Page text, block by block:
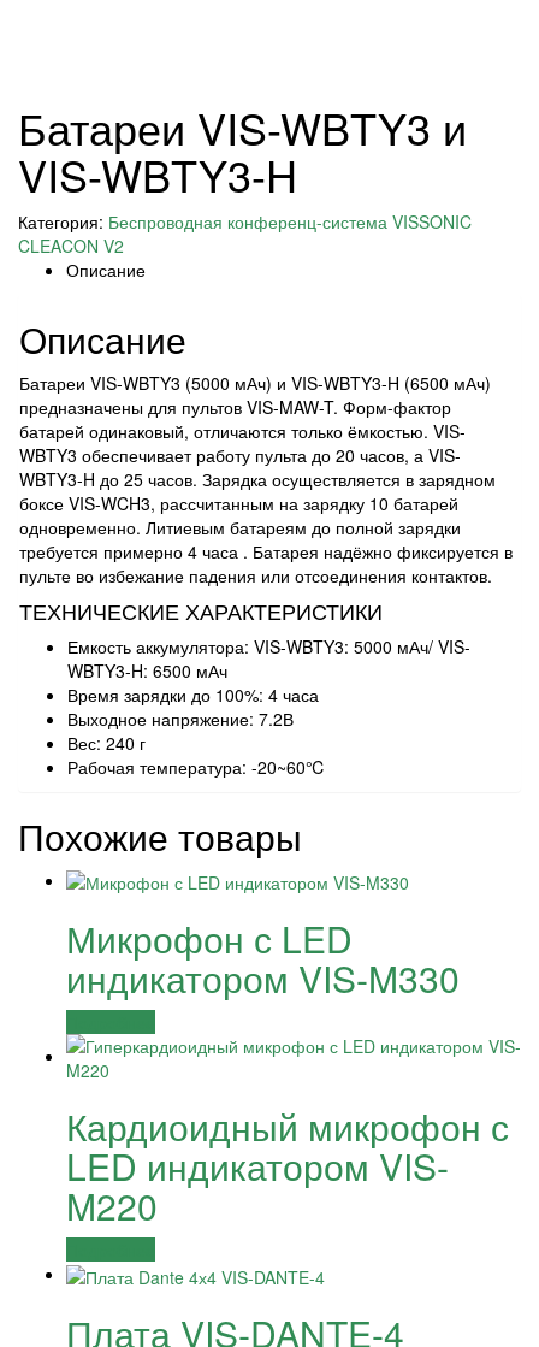
Батареи VIS-WBTY3 и
VIS-WBTY3-H
Категория: Беспроводная конференц-система VISSONIC
CLEACON V2
Описание
Описание
Батареи VIS-WBTY3 (5000 мАч) и VIS-WBTY3-H (6500 мАч)
предназначены для пультов VIS-MAW-T. Форм-фактор
батарей одинаковый, отличаются только ёмкостью. VIS-
WBTY3 обеспечивает работу пульта до 20 часов, а VIS-
WBTY3-H до 25 часов. Зарядка осуществляется в зарядном
боксе VIS-WCH3, рассчитанным на зарядку 10 батарей
одновременно. Литиевым батареям до полной зарядки
требуется примерно 4 часа . Батарея надёжно фиксируется в
пульте во избежание падения или отсоединения контактов.
ТЕХНИЧЕСКИЕ ХАРАКТЕРИСТИКИ
Емкость аккумулятора: VIS-WBTY3: 5000 мАч/ VIS-
WBTY3-H: 6500 мАч
Время зарядки до 100%: 4 часа
Выходное напряжение: 7.2В
Вес: 240 г
Рабочая температура: -20~60℃
Похожие товары
Микрофон с LED
индикатором VIS-M330
Кардиоидный микрофон с
LED индикатором VIS-
M220
Плата VIS-DANTE-4